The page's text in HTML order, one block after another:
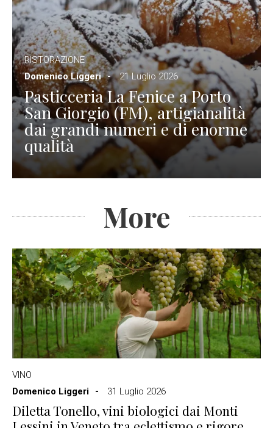
RISTORAZIONE
Domenico Liggeri
21 Luglio 2026
Pasticceria La Fenice a Porto
San Giorgio (FM), artigianalità
dai grandi numeri e di enorme
qualità
More
VINO
Domenico Liggeri
31 Luglio 2026
Diletta Tonello, vini biologici dai Monti